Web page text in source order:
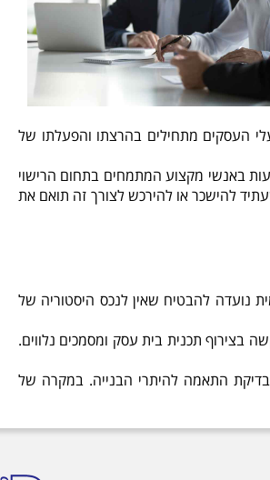
העסקים מתחילים בהרצתו והפעלתו של
באנשי מקצוע המתמחים בתחום הרישוי
להישכר או להירכש לצורך זה תואם את
נועדה להבטיח שאין לנכס היסטוריה של
תכנית בית עסק ומסמכים נלווים.
התאמה להיתרי הבנייה. במקרה של